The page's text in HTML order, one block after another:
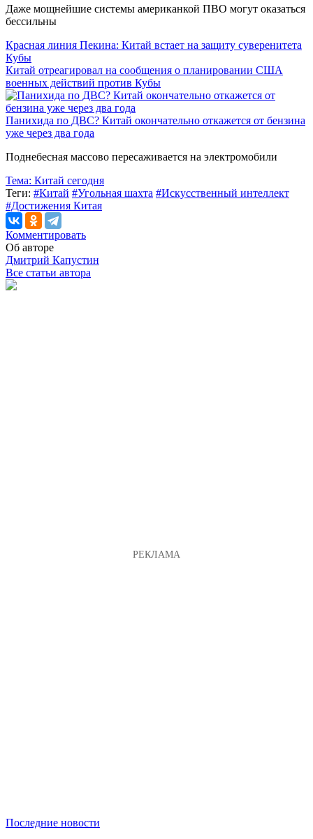
Даже мощнейшие системы американкой ПВО могут оказаться
бессильны
Красная линия Пекина: Китай встает на защиту суверенитета
Кубы
Китай отреагировал на сообщения о планировании США
военных действий против Кубы
Панихида по ДВС? Китай окончательно откажется от бензина
уже через два года
Поднебесная массово пересаживается на электромобили
Тема: Китай сегодня
Теги: #Китай #Угольная шахта #Искусственный интеллект
#Достижения Китая
Комментировать
Об авторе
Дмитрий Капустин
Все статьи автора
Последние новости